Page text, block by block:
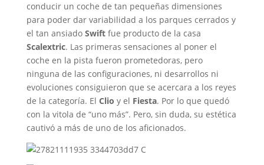
conducir un coche de tan pequeñas dimensiones
para poder dar variabilidad a los parques cerrados y
el tan ansiado Swiftfue producto de la casa
Scalextric. Las primeras sensaciones al poner el
coche en la pista fueron prometedoras, pero
ninguna de las configuraciones, ni desarrollos ni
evoluciones consiguieron que se acercara a los reyes
de la categoría. El Clio y el Fiesta. Por lo que quedó
con la vitola de “uno más”. Pero, sin duda, su estética
cautivó a más de uno de los aficionados.